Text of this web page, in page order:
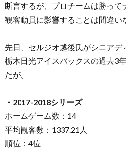
断言するが、プロチームは勝って
観客動員に影響することは間違い
先日、セルジオ越後氏がシニアデ
栃木日光アイスバックスの過去3
たが、
・2017-2018シリーズ
ホームゲーム数：14
平均観客数：1337.21人
順位：4位